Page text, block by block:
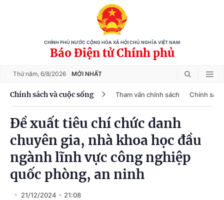
CHÍNH PHỦ NƯỚC CỘNG HÒA XÃ HỘI CHỦ NGHĨA VIỆT NAM
Báo Điện tử Chính phủ
Thứ năm, 6/8/2026 MỚI NHẤT
Chính sách và cuộc sống Tham vấn chính sách Chính
Đề xuất tiêu chí chức danh
chuyên gia, nhà khoa học đầu
ngành lĩnh vực công nghiệp
quốc phòng, an ninh
21/12/2024 21:08